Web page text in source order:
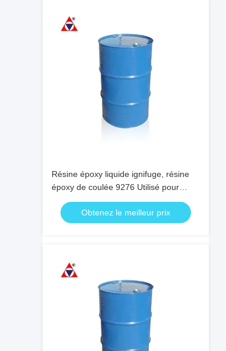
Résine époxy liquide ignifuge, résine
époxy de coulée 9276 Utilisé pour
transformateur de tension moyenne et
haute
Obtenez le meilleur prix